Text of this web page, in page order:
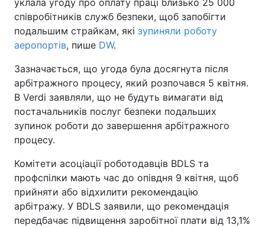
уклала угоду про оплату праці близько 25 000
співробітників служб безпеки, щоб запобігти
подальшим страйкам, які зупиняли роботу
аеропортів, пише DW.
Зазначається, що угода була досягнута після
арбітражного процесу, який розпочався 5 квітня.
В Verdi заявляли, що не будуть вимагати від
постачальників послуг безпеки подальших
зупинок роботи до завершення арбітражного
процесу.
Комітети асоціації роботодавців BDLS та
профспілки мають час до опівдня 9 квітня, щоб
прийняти або відхилити рекомендацію
арбітражу. У BDLS заявили, що рекомендація
передбачає підвищення заробітної плати від 13,1%